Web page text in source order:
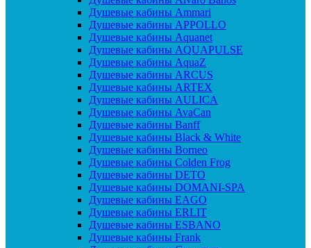
Душевые кабины Ammari
Душевые кабины APPOLLO
Душевые кабины Aquanet
Душевые кабины AQUAPULSE
Душевые кабины AquaZ
Душевые кабины ARCUS
Душевые кабины ARTEX
Душевые кабины AULICA
Душевые кабины AvaCan
Душевые кабины Banff
Душевые кабины Black & White
Душевые кабины Borneo
Душевые кабины Colden Frog
Душевые кабины DETO
Душевые кабины DOMANI-SPA
Душевые кабины EAGO
Душевые кабины ERLIT
Душевые кабины ESBANO
Душевые кабины Frank